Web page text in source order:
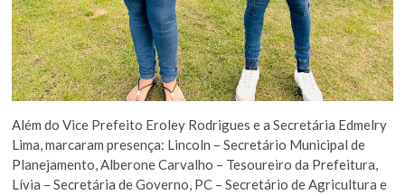
Além do Vice Prefeito Eroley Rodrigues e a Secretária Edmelry
Lima, marcaram presença: Lincoln – Secretário Municipal de
Planejamento, Alberone Carvalho – Tesoureiro da Prefeitura,
Lívia – Secretária de Governo, PC – Secretário de Agricultura e